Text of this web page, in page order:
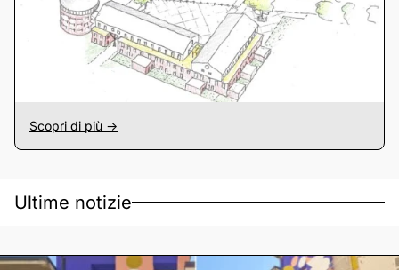
Scopri di più ->
Ultime notizie